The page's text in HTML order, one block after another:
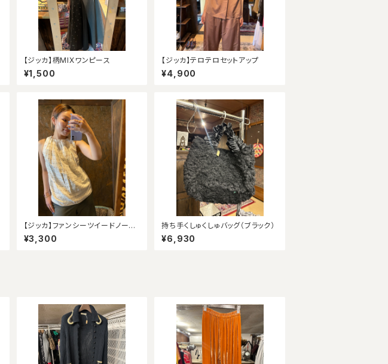
【ジッカ】柄MIXワンピース
¥1,500
【ジッカ】テロテロセットアップ
¥4,900
【ジッカ】ファンシーツイードノース
リーブ（アウトレット）
¥3,300
持ち手くしゅくしゅバッグ（ブラック）
¥6,930